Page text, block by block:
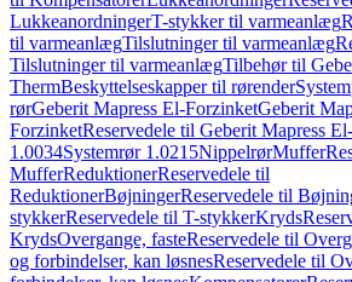
LukkeanordningerT-stykker til varmeanlæg
til varmeanlægTilslutninger til varmeanlæg
Tilslutninger til varmeanlægTilbehør til
ThermBeskyttelseskapper til rørender
rørGeberit Mapress El-ForzinketGeberit
ForzinketReservedele til Geberit Mapress
1.0034Systemrør 1.0215NippelrørMuffer
MufferReduktionerReservedele til
ReduktionerBøjningerReservedele til
stykkerReservedele til T-stykkerKryds
KrydsOvergange, fasteReservedele til
og forbindelser, kan løsnesReservedele til